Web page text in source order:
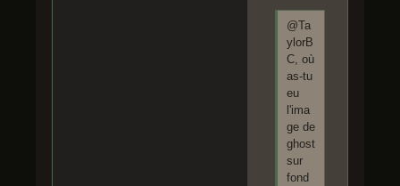
@Ta
ylorB
C, où
as-tu
eu
l'ima
ge de
ghost
sur
fond